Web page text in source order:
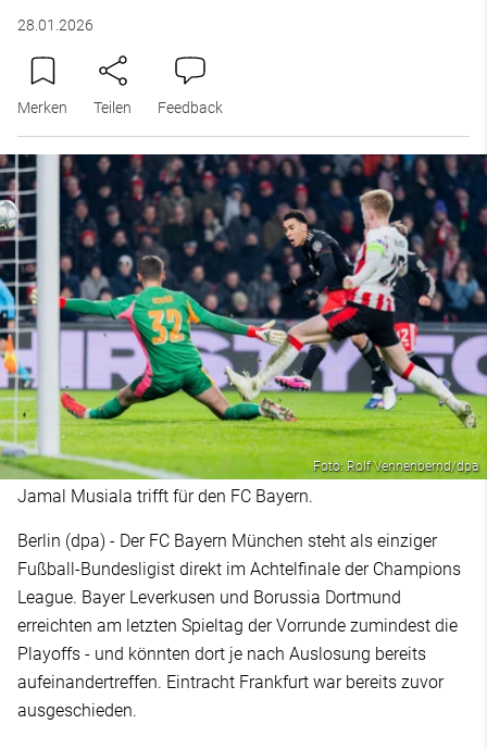
28.01.2026
Merken Teilen Feedback
Foto: Rolf Vennenbernd/dpa
Jamal Musiala trifft für den FC Bayern.
Berlin (dpa) - Der FC Bayern München steht als einziger
Fußball-Bundesligist direkt im Achtelfinale der Champions
League. Bayer Leverkusen und Borussia Dortmund
erreichten am letzten Spieltag der Vorrunde zumindest die
Playoffs - und könnten dort je nach Auslosung bereits
aufeinandertreffen. Eintracht Frankfurt war bereits zuvor
ausgeschieden.